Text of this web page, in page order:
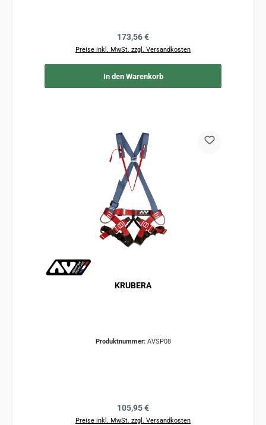
Regulärer Preis:
173,56 €
Preise inkl. MwSt. zzgl. Versandkosten
In den Warenkorb
KRUBERA
Produktnummer: AVSP08
Regulärer Preis:
105,95 €
Preise inkl. MwSt. zzgl. Versandkosten